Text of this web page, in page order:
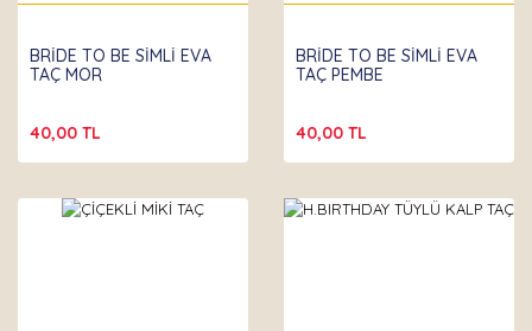
BRİDE TO BE SİMLİ EVA
TAÇ MOR
40,00 TL
BRİDE TO BE SİMLİ EVA
TAÇ PEMBE
40,00 TL